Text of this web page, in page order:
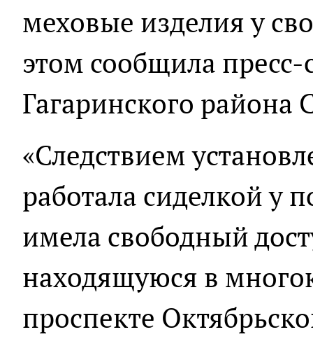
меховые изделия у
этом сообщила
Гагаринского района
«Следствием
работала сиделкой у
имела свободный
находящуюся в
проспекте